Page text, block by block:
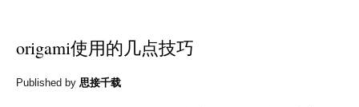
origami使用的几点技巧
Published by 思接千载